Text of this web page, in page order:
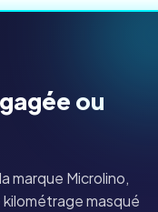
ou
marque Microlino,
masqué